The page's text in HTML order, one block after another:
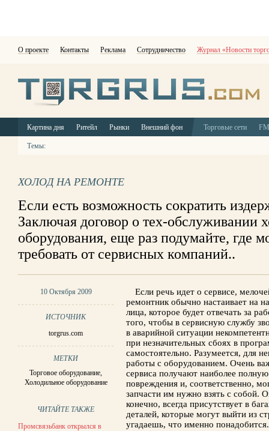
О проекте Контакты Реклама Сотрудничество Журнал «Новости
Картина дня Ритейл Рынки Внешний фон Торговые сети
Темы:
ХОЛОД НА РЕМОНТЕ
Если есть возможность сократить
Заключая договор о тех-обслуживании
оборудования, еще раз подумайте, где
требовать от сервисных компаний..
10 Октября 2009
ИСТОЧНИК
torgrus.com
МЕТКИ
Торговое оборудование,
Холодильное оборудование
ЧИТАЙТЕ ТАКЖЕ
Промсвязьбанк открылся в
Если речь идет о сервисе,
ремонтник обычно настаивает на
лица, которое будет отвечать за
того, чтобы в сервисную службу
в аварийной ситуации
при незначительных сбоях в
самостоятельно. Разумеется, для
работы с оборудованием. Очень
сервиса получают наиболее
повреждения и, соответственно,
запчасти им нужно взять с собой.
конечно, всегда присутствует в
деталей, которые могут выйти из
угадаешь, что именно понадобится.